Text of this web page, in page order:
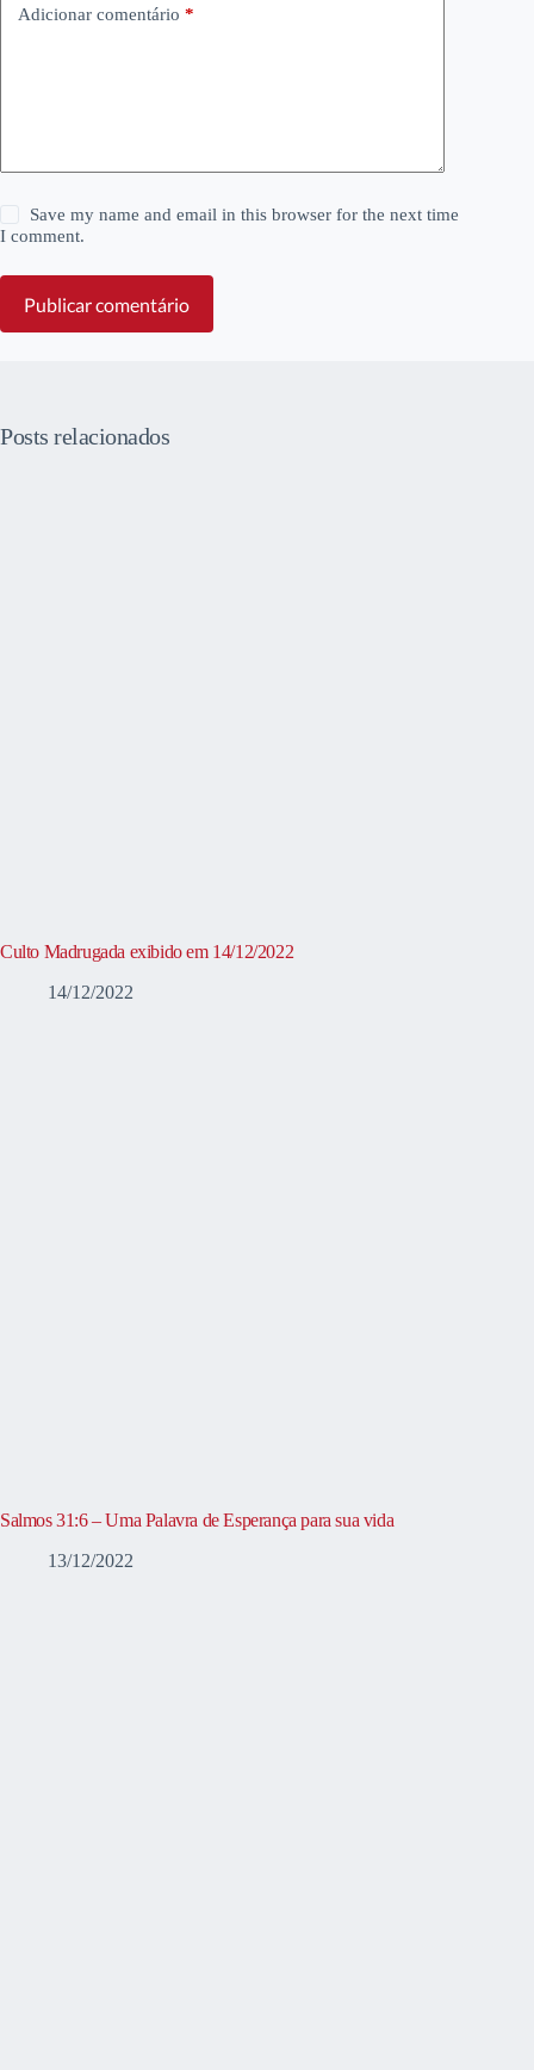
Adicionar comentário *
Save my name and email in this browser for the next time
I comment.
Publicar comentário
Posts relacionados
Culto Madrugada exibido em 14/12/2022
14/12/2022
Salmos 31:6 – Uma Palavra de Esperança para sua vida
13/12/2022